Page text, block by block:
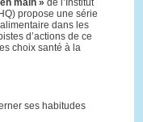
propose une série
dans les
d’actions de ce
choix santé à la
ses habitudes